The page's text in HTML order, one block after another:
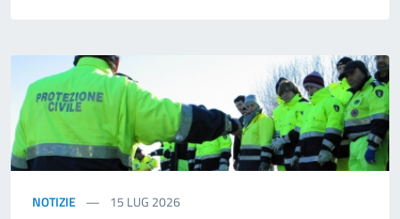
NOTIZIE 15 LUG 2026